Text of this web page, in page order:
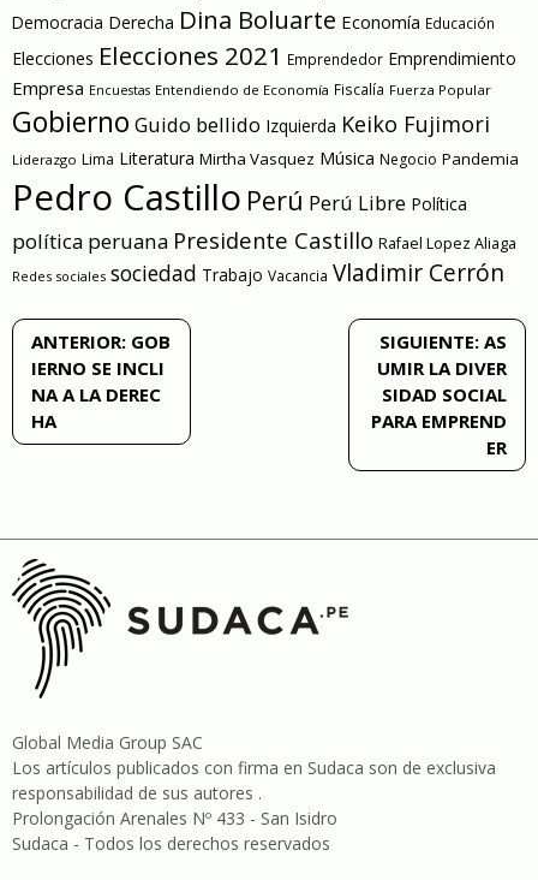
Democracia Derecha Dina Boluarte Economía Educación
Elecciones Elecciones 2021 Emprendedor Emprendimiento
Empresa Encuestas Entendiendo de Economía Fiscalía Fuerza Popular
Gobierno Guido bellido Izquierda Keiko Fujimori
Liderazgo Lima Literatura Mirtha Vasquez Música Negocio Pandemia
Pedro Castillo Perú Perú Libre Política
política peruana Presidente Castillo Rafael Lopez Aliaga
Redes sociales sociedad Trabajo Vacancia Vladimir Cerrón
Navegación
de
entradas
ANTERIOR: GOB
IERNO SE INCLI
NA A LA DEREC
HA
SIGUIENTE: AS
UMIR LA DIVER
SIDAD SOCIAL
PARA EMPREND
ER
Global Media Group SAC
Los artículos publicados con firma en Sudaca son de exclusiva
responsabilidad de sus autores .
Prolongación Arenales Nº 433 - San Isidro
Sudaca - Todos los derechos reservados